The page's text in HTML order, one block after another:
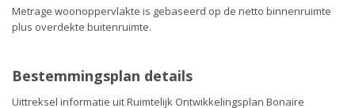
Metrage woonoppervlakte is gebaseerd op de netto binnenruimte
plus overdekte buitenruimte.
Bestemmingsplan details
Uittreksel informatie uit Ruimtelijk Ontwikkelingsplan Bonaire